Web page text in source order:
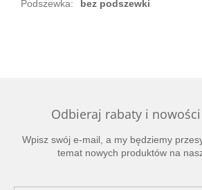
Podszewka: bez podszewki
Odbieraj rabaty i
Wpisz swój e-mail, a my będziemy
temat nowych produktów na